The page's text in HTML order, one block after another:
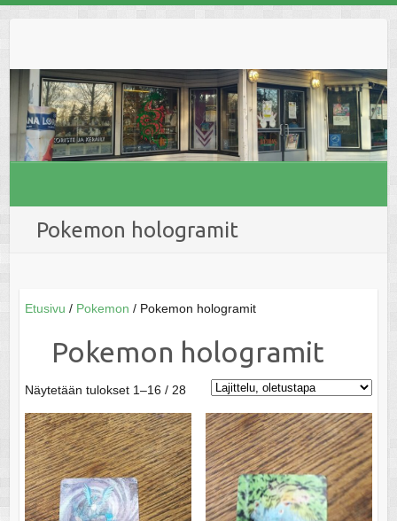
Pokemon hologramit
Etusivu / Pokemon / Pokemon hologramit
Pokemon hologramit
Näytetään tulokset 1–16 / 28